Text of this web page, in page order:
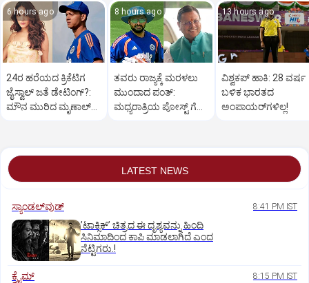
6 hours ago
24ರ ಹರೆಯದ ಕ್ರಿಕೆಟಿಗ
ಜೈಸ್ವಾಲ್‌ ಜತೆ ಡೇಟಿಂಗ್?:‌
ಮೌನ ಮುರಿದ ಮೃಣಾಲ್‌
8 hours ago
ತವರು ರಾಜ್ಯಕ್ಕೆ ಮರಳಲು
ಮುಂದಾದ ಪಂತ್:‌
ಮಧ್ಯರಾತ್ರಿಯ ಪೋಸ್ಟ್‌ ಗೆ
13 hours ago
ವಿಶ್ವಕಪ್‌ ಹಾಕಿ: 28 ವರ್ಷ
ಬಳಿಕ ಭಾರತದ
ಅಂಪಾಯರ್‌ಗಳಿಲ್ಲ!
LATEST NEWS
ಸ್ಯಾಂಡಲ್‌ವುಡ್‌ 8:41 PM IST
ʼಟಾಕ್ಸಿಕ್‌ʼ ಚಿತ್ರದ ಈ ದೃಶ್ಯವನ್ನು ಹಿಂದಿ
ಸಿನಿಮಾದಿಂದ ಕಾಪಿ ಮಾಡಲಾಗಿದೆ ಎಂದ
ನೆಟ್ಟಿಗರು.!
ಕ್ರೈಮ್ 8:15 PM IST